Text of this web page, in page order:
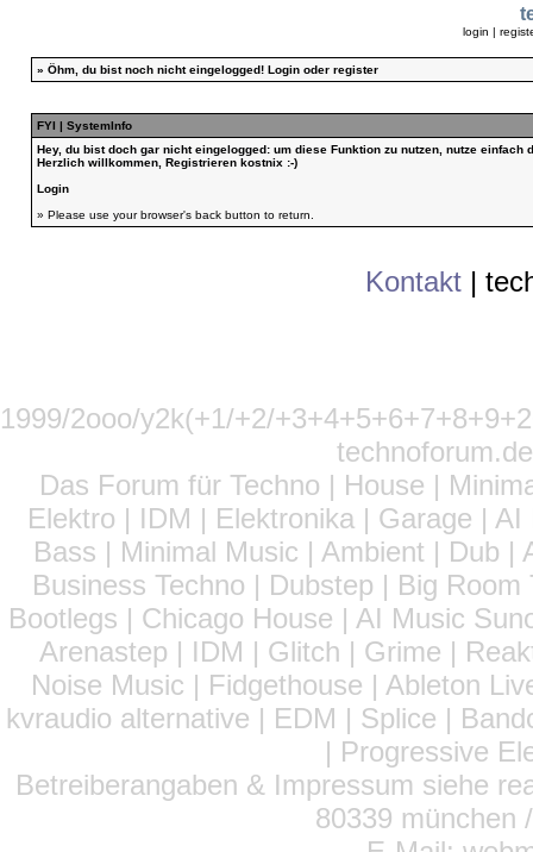
login |
» Öhm, du bist noch nicht eingelogged! Loginoder register
FYI | SystemInfo
Hey, du bist doch gar nicht eingelogged: um diese Funktion zu nutzen, nutze
Herzlich willkommen, Registrieren kostnix :-)
Login
» Please use your browser's back button to return.
Kontakt |
1999/2ooo/y2k(+1/+2/
Das Forum für Techno | House |
Elektro | IDM | Elektronika | Garage |
Bass | Minimal Music | Ambient | Dub
Business Techno | Dubstep | Big
Bootlegs | Chicago House | AI Music
Arenastep | IDM | Glitch | Grime |
Noise Music | Fidgethouse | Ableton
kvraudio alternative | EDM | Splice |
| Progressive
Betreiberangaben & Impressum siehe
80339 münchen